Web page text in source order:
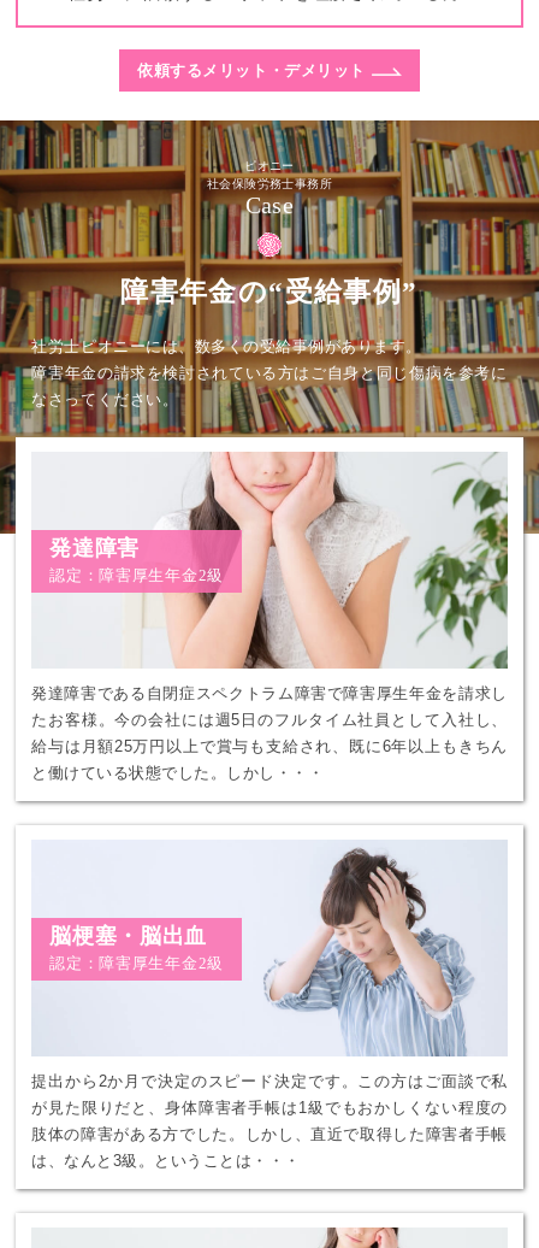
依頼するメリット・デメリット
ピオニー
社会保険労務士事務所
Case
障害年金の“受給事例”
社労士ピオニーには、数多くの受給事例があります。
障害年金の請求を検討されている方はご自身と同じ傷病を参考に
なさってください。
発達障害
認定：障害厚生年金2級
発達障害である自閉症スペクトラム障害で障害厚生年金を請求し
たお客様。今の会社には週5日のフルタイム社員として入社し、
給与は月額25万円以上で賞与も支給され、既に6年以上もきちん
と働けている状態でした。しかし・・・
脳梗塞・脳出血
認定：障害厚生年金2級
提出から2か月で決定のスピード決定です。この方はご面談で私
が見た限りだと、身体障害者手帳は1級でもおかしくない程度の
肢体の障害がある方でした。しかし、直近で取得した障害者手帳
は、なんと3級。ということは・・・